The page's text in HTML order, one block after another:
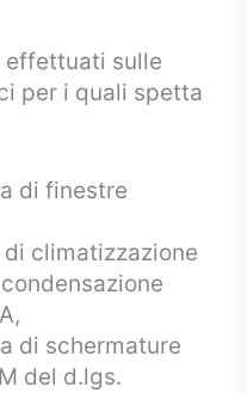
effettuati sulle
per i quali spetta
di finestre
climatizzazione
di schermature
del d.lgs.